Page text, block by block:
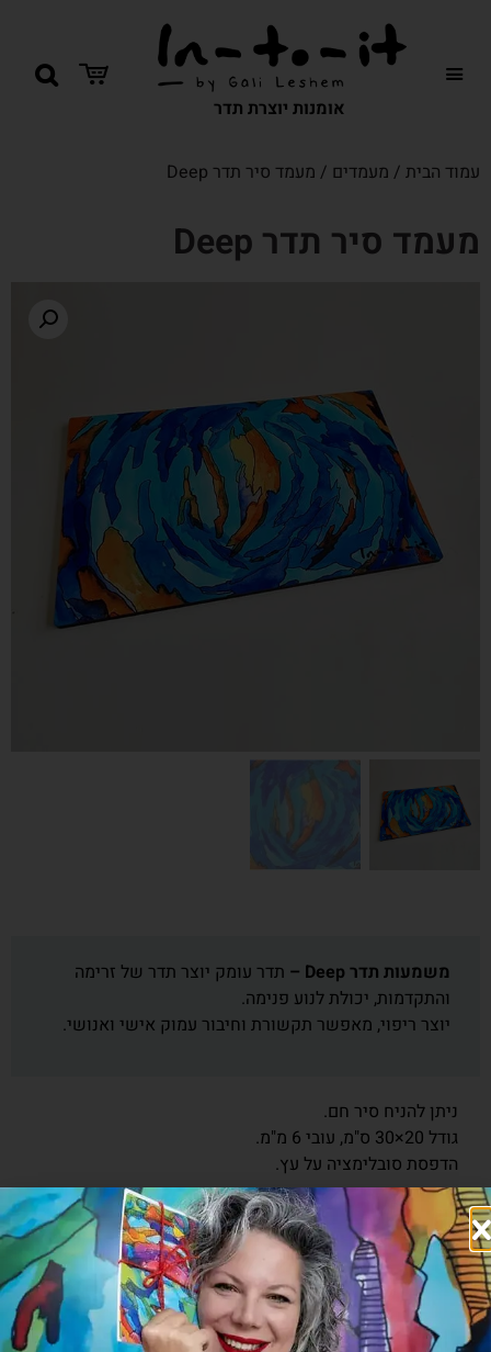
אומנות יוצרת תדר
משמעות תדר Deep –
תדר עומק יוצר תדר של זרימה
והתקדמות, יכולת לנוע פנימה.
יוצר ריפוי, מאפשר תקשורת וחיבור עמוק אישי ואנושי.
ניתן להניח סיר חם.
גודל 20×30 ס"מ, עובי 6 מ"מ.
הדפסת סובלימציה על עץ.
₪220.00
הוספה לסל
עמוד הבית / מעמדים / מעמד סיר תדר Deep
מעמד סיר תדר Deep